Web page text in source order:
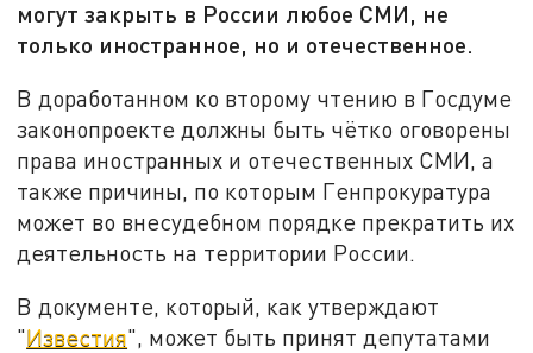
могут закрыть в России любое СМИ, не
только иностранное, но и отечественное.
В доработанном ко второму чтению в Госдуме
законопроекте должны быть чётко оговорены
права иностранных и отечественных СМИ, а
также причины, по которым Генпрокуратура
может во внесудебном порядке прекратить их
деятельность на территории России.
В документе, который, как утверждают
"Известия", может быть принят депутатами